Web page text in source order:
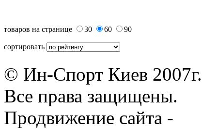
товаров на странице 30 60 90
сортировать
© Ин-Спорт Киев 2007г.
Все права защищены.
Продвижение сайта -